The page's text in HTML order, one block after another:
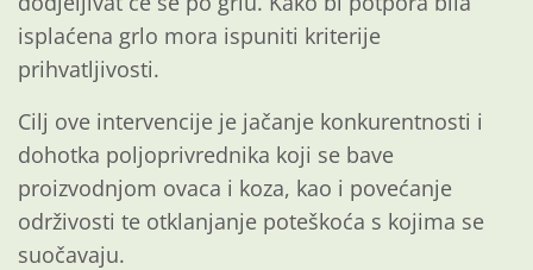
isplaćena grlo mora ispuniti kriterije
prihvatljivosti.
Cilj ove intervencije je jačanje konkurentnosti i
dohotka poljoprivrednika koji se bave
proizvodnjom ovaca i koza, kao i povećanje
održivosti te otklanjanje poteškoća s kojima se
suočavaju.